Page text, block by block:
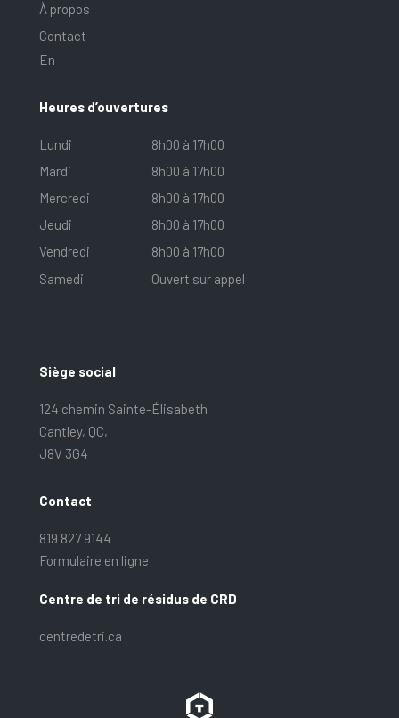
À propos
Contact
En
Heures d’ouvertures
Lundi
8h00 à 17h00
Mardi
8h00 à 17h00
Mercredi
8h00 à 17h00
Jeudi
8h00 à 17h00
Vendredi
8h00 à 17h00
Samedi
Ouvert sur appel
Siège social
124 chemin Sainte-Élisabeth
Cantley, QC,
J8V 3G4
Contact
819 827 9144
Formulaire en ligne
Centre de tri de résidus de CRD
centredetri.ca